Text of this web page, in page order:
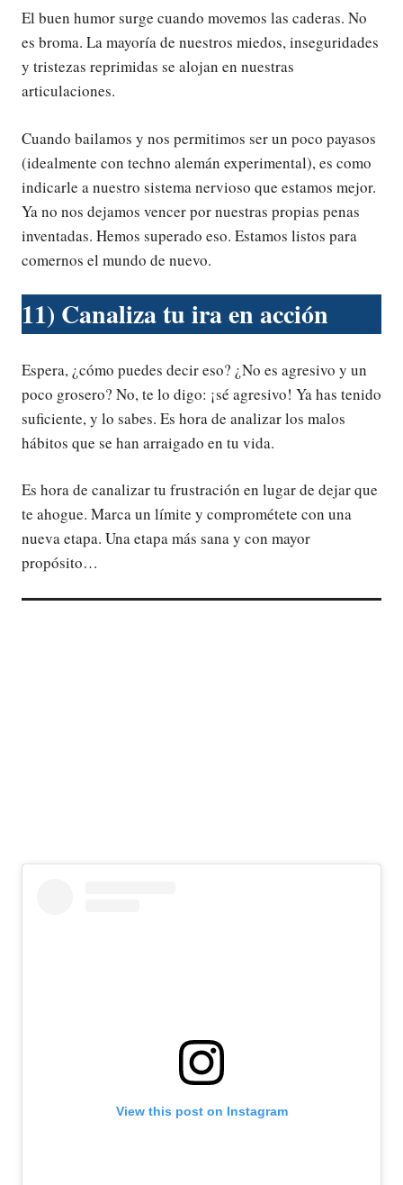
El buen humor surge cuando movemos las caderas. No
es broma. La mayoría de nuestros miedos, inseguridades
y tristezas reprimidas se alojan en nuestras
articulaciones.
Cuando bailamos y nos permitimos ser un poco payasos
(idealmente con techno alemán experimental), es como
indicarle a nuestro sistema nervioso que estamos mejor.
Ya no nos dejamos vencer por nuestras propias penas
inventadas. Hemos superado eso. Estamos listos para
comernos el mundo de nuevo.
11) Canaliza tu ira en acción
Espera, ¿cómo puedes decir eso? ¿No es agresivo y un
poco grosero? No, te lo digo: ¡sé agresivo! Ya has tenido
suficiente, y lo sabes. Es hora de analizar los malos
hábitos que se han arraigado en tu vida.
Es hora de canalizar tu frustración en lugar de dejar que
te ahogue. Marca un límite y comprométete con una
nueva etapa. Una etapa más sana y con mayor
propósito…
View this post on Instagram